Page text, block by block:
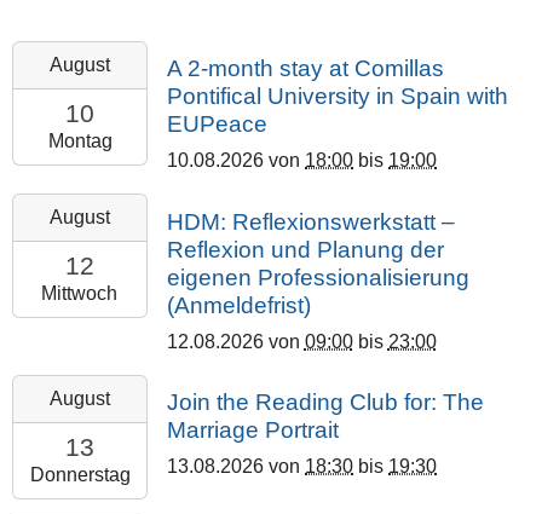
Botanischen
Gartens
2026-
10T18:00:00+02:00
2026-
08-
10T19:00:00+02:00
Online
BigBlueButton
August
10
Montag
A 2-month stay at Comillas
Pontifical University in Spain with
EUPeace
10.08.2026 von 18:00 bis 19:00
2026-
12T09:00:00+02:00
2026-
08-
12T23:00:00+02:00
Philipps-
Universität
Marburg
August
12
Mittwoch
HDM: Reflexionswerkstatt –
Reflexion und Planung der
eigenen Professionalisierung
(Anmeldefrist)
12.08.2026von 09:00bis 23:00
2026-
13T18:30:00+02:00
2026-
08-
August
13
Donnerstag
Join the Reading Club for: The
Marriage Portrait
13.08.2026 von 18:30 bis 19:30